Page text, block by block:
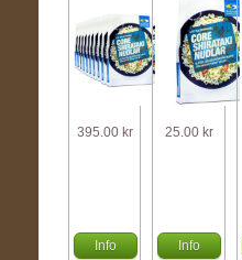
395.00 kr
Info
25.00 kr
Info